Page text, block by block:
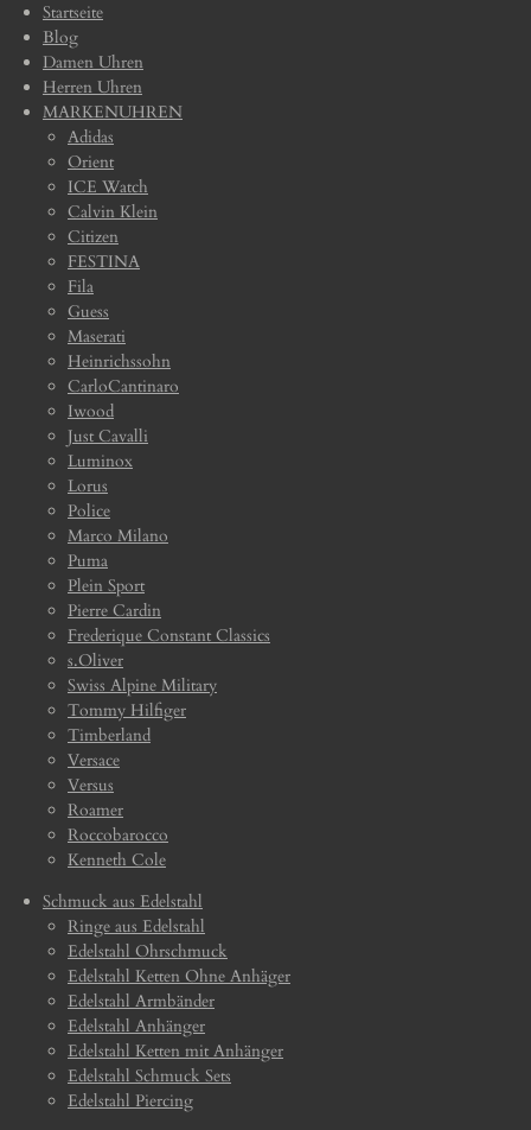
Startseite
Blog
Damen Uhren
Herren Uhren
MARKENUHREN
Adidas
Orient
ICE Watch
Calvin Klein
Citizen
FESTINA
Fila
Guess
Maserati
Heinrichssohn
CarloCantinaro
Iwood
Just Cavalli
Luminox
Lorus
Police
Marco Milano
Puma
Plein Sport
Pierre Cardin
Frederique Constant Classics
s.Oliver
Swiss Alpine Military
Tommy Hilfiger
Timberland
Versace
Versus
Roamer
Roccobarocco
Kenneth Cole
Schmuck aus Edelstahl
Ringe aus Edelstahl
Edelstahl Ohrschmuck
Edelstahl Ketten Ohne Anhäger
Edelstahl Armbänder
Edelstahl Anhänger
Edelstahl Ketten mit Anhänger
Edelstahl Schmuck Sets
Edelstahl Piercing